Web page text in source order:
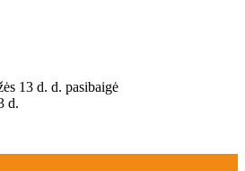
13 d. d. pasibaigė
d.